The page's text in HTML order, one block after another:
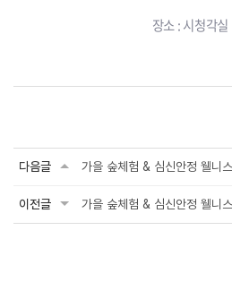
장소 : 시청각
다음글 가을 숲체험 & 심신안정 웰니
이전글 가을 숲체험 & 심신안정 웰니